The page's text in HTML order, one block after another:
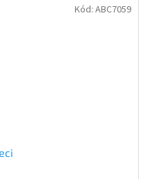
Kód: ABC7059